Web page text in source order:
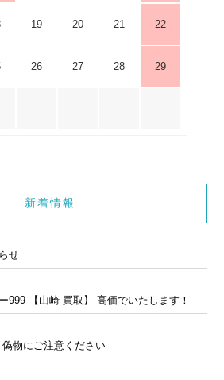
19 20 21 22
26 27 28 29
新着情報
せ
999 【山崎 買取】 高価でいたします！
偽物にご注意ください